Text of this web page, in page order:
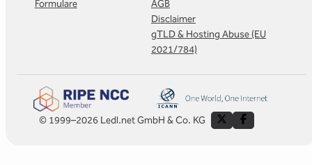
Formulare
AGB
Disclaimer
gTLD & Hosting Abuse (EU
2021/784)
© 1999–2026 Ledl.net GmbH & Co. KG